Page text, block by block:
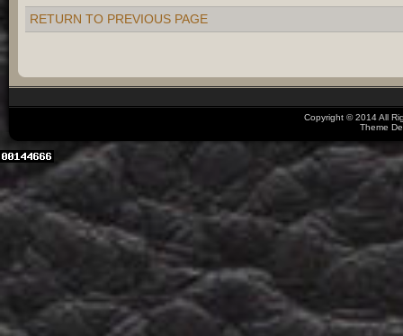
RETURN TO PREVIOUS PAGE
Copyright © 2014 All
Theme